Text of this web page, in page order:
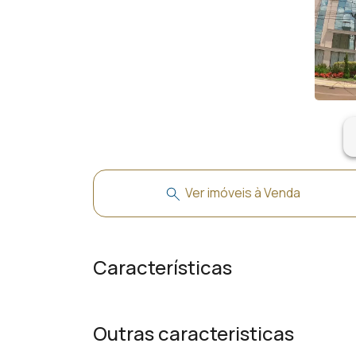
Ver imóveis à Venda
Características
Outras caracteristicas